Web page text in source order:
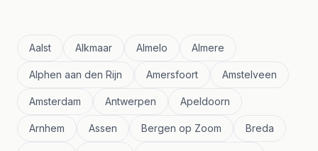
Aalst Alkmaar Almelo Almere
Alphen aan den Rijn Amersfoort Amstelveen
Amsterdam Antwerpen Apeldoorn
Arnhem Assen Bergen op Zoom Breda